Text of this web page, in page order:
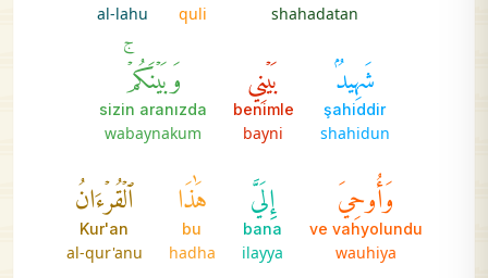
shahadatan
quli
al-lahu
شَهِيدُۢ
şahiddir
shahidun
بَيۡنِي
benimle
bayni
وَبَيۡنَكُمۡۚ
sizin aranızda
wabaynakum
وَأُوحِيَ
ve vahyolundu
wauhiya
إِلَيَّ
bana
ilayya
هَٰذَا
bu
hadha
ٱلۡقُرۡءَانُ
Kur'an
al-qur'anu